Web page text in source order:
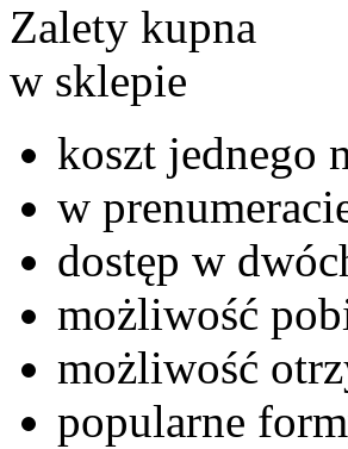
Zalety kupna
w sklepie
koszt jednego
w
dostęp w
możliwość
możliwość
popularne